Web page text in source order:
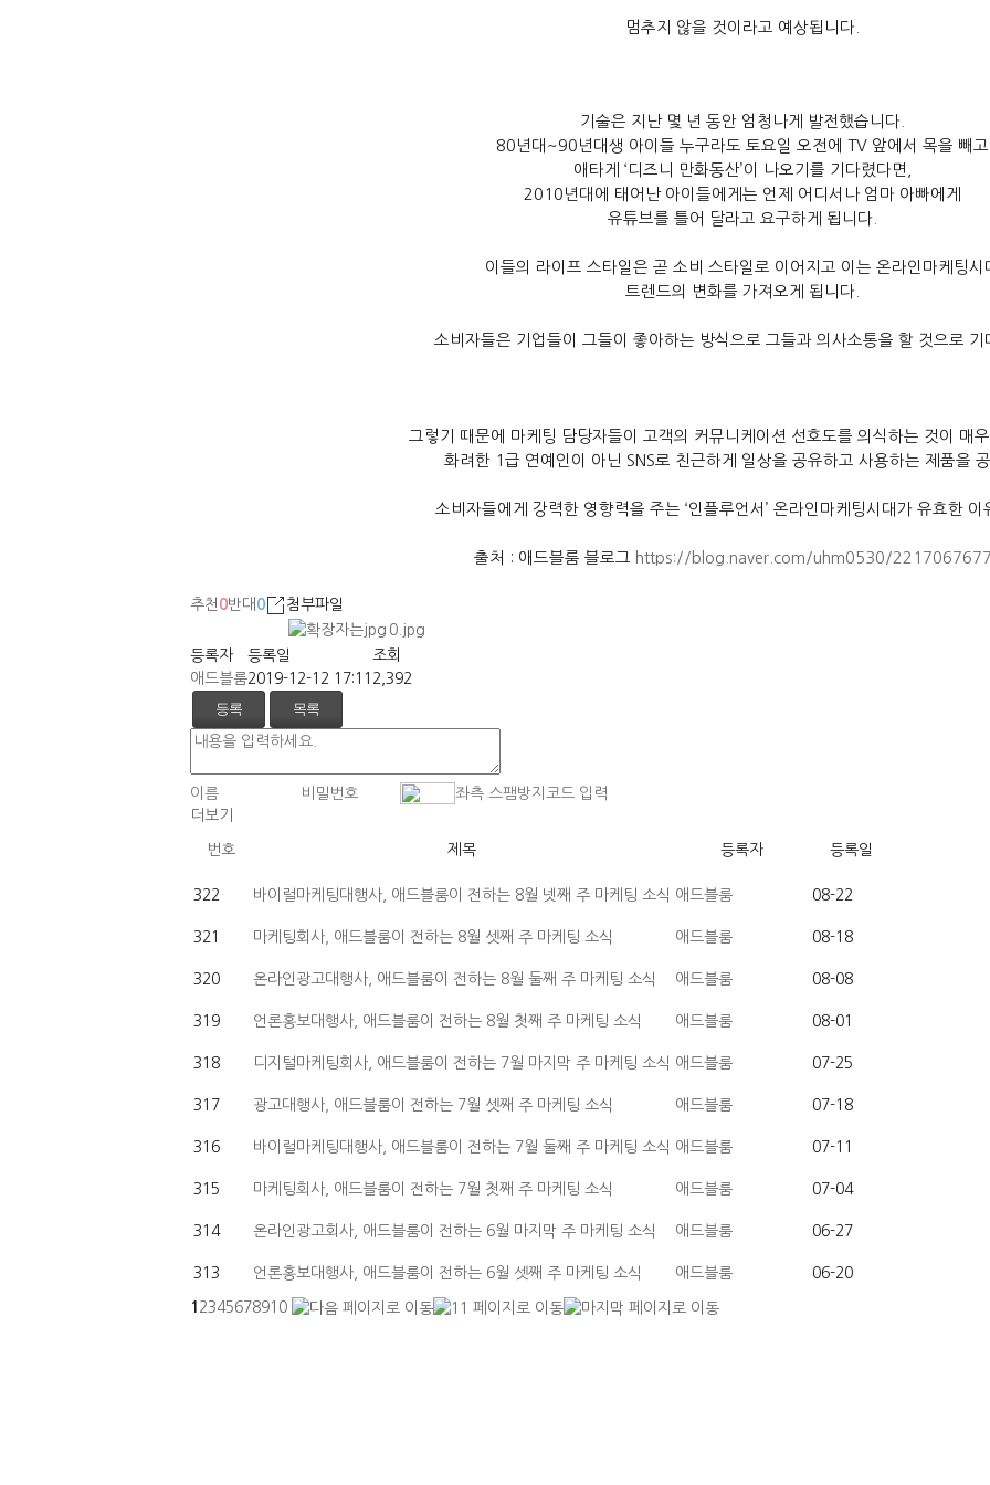
멈추지 않을 것이라고 예상됩니다
기술은 지난 몇 년 동안 엄청나게 발전했습니다
80 년대 ~90 년대생 아이들 누구라도 토요일 오전에 TV 앞에서 목을 빼고
애타게 ‘ 디즈니 만화동산’이 나오기를 기다렸다면
2010 년대에 태어난 아이들에게는 언제 어디서나 엄마 아빠에게
유튜브를 틀어 달라고 요구하게 됩니다
이들의 라이프 스타일은 곧 소비 스타일로 이어지고 이는 온라인마케팅시
트렌드의 변화를 가져오게 됩니다
소비자들은 기업들이 그들이 좋아하는 방식으로 그들과 의사소통을 할 것으로 기
그렇기 때문에 마케팅 담당자들이 고객의 커뮤니케이션 선호도를 의식하는 것이 매
화려한 1 급 연예인이 아닌 SNS로 친근하게 일상을 공유하고 사용하는 제품을
소비자들에게 강력한 영향력을 주는 ‘인플루언서 ’ 온라인마케팅시대가 유효한 이
출처 : 애드블룸 블로그 https://blog.naver.com/uhm0530/
추천 0반대 0
첨부파일
0.jpg
등록자
애드블룸
등록일
2019-12-12 17:11
조회
2,392
등록 목록
더보기
번호 제목 등록자 등록일
322 바이럴마케팅대행사, 애드블룸이 전하는 8월 넷째 주 마케팅 소식 애드블룸 08-22
321 마케팅회사, 애드블룸이 전하는 8월 셋째 주 마케팅 소식 애드블룸 08-18
320 온라인광고대행사, 애드블룸이 전하는 8월 둘째 주 마케팅 소식 애드블룸 08-08
319 언론홍보대행사, 애드블룸이 전하는 8월 첫째 주 마케팅 소식 애드블룸 08-01
318 디지털마케팅회사, 애드블룸이 전하는 7월 마지막 주 마케팅 소식 애드블룸 07-25
317 광고대행사, 애드블룸이 전하는 7월 셋째 주 마케팅 소식 애드블룸 07-18
316 바이럴마케팅대행사, 애드블룸이 전하는 7월 둘째 주 마케팅 소식 애드블룸 07-11
315 마케팅회사, 애드블룸이 전하는 7월 첫째 주 마케팅 소식 애드블룸 07-04
314 온라인광고회사, 애드블룸이 전하는 6월 마지막 주 마케팅 소식 애드블룸 06-27
313 언론홍보대행사, 애드블룸이 전하는 6월 셋째 주 마케팅 소식 애드블룸 06-20
1 2345678910